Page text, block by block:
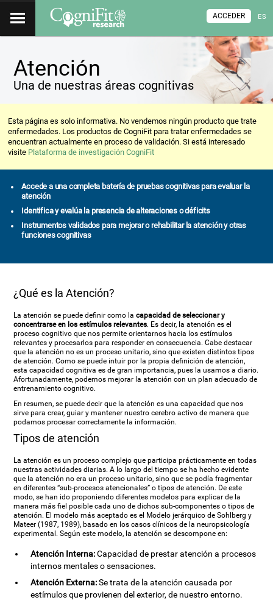
ES
ACCEDER
Atención
Una de nuestras áreas cognitivas
Esta página es solo informativa. No vendemos ningún producto que trate
enfermedades. Los productos de CogniFit para tratar enfermedades se
encuentran actualmente en proceso de validación. Si está interesado
visite Plataforma de investigación CogniFit
Accede a una completa batería de pruebas cognitivas para evaluar la
atención
Identifica y evalúa la presencia de alteraciones o déficits
Instrumentos validados para mejorar o rehabilitar la atención y otras
funciones cognitivas
¿Qué es la Atención?
La atención se puede definir como lacapacidad de seleccionar y
concentrarse en los estímulos relevantes. Es decir, la atención es el
proceso cognitivo que nos permite orientarnos hacia los estímulos
relevantes y procesarlos para responder en consecuencia. Cabe destacar
que la atención no es un proceso unitario, sino que existen distintos tipos
de atención. Como se puede intuir por la propia definición de atención,
esta capacidad cognitiva es de gran importancia, pues la usamos a diario.
Afortunadamente, podemos mejorar la atención con un plan adecuado de
entrenamiento cognitivo.
En resumen, se puede decir que la atención es una capacidad que nos
sirve para crear, guiar y mantener nuestro cerebro activo de manera que
podamos procesar correctamente la información.
Tipos de atención
La atención es un proceso complejo que participa prácticamente en todas
nuestras actividades diarias. A lo largo del tiempo se ha hecho evidente
que la atención no era un proceso unitario, sino que se podía fragmentar
en diferentes “sub-procesos atencionales” o tipos de atención. De este
modo, se han ido proponiendo diferentes modelos para explicar de la
manera más fiel posible cada uno de dichos sub-componentes o tipos de
atención. El modelo más aceptado es el Modelo jerárquico de Sohlberg y
Mateer (1987, 1989), basado en los casos clínicos de la neuropsicología
experimental. Según este modelo, la atención se descompone en:
Atención Interna:Capacidad de prestar atención a procesos
internos mentales o sensaciones.
Atención Externa:Se trata de la atención causada por
estímulos que provienen del exterior, de nuestro entorno.